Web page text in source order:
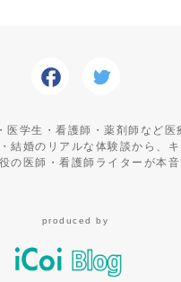
学生・看護師・薬剤師など医
結婚のリアルな体験談から、
の医師・看護師ライターが本音
produced by